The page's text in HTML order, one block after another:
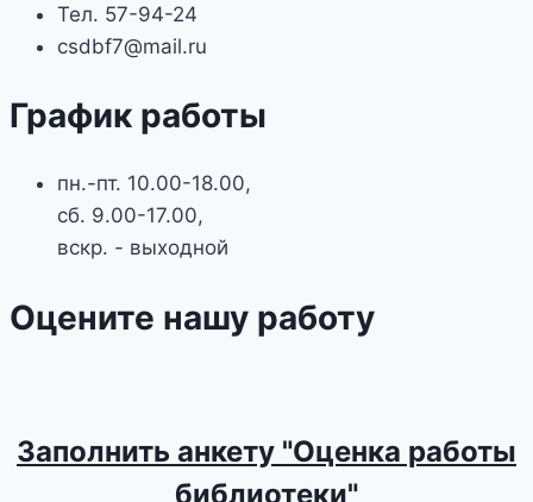
Тел. 57-94-24
csdbf7@mail.ru
График работы
пн.-пт. 10.00-18.00,
сб. 9.00-17.00,
вскр. - выходной
Оцените нашу работу
Заполнить анкету "Оценка работы
библиотеки"